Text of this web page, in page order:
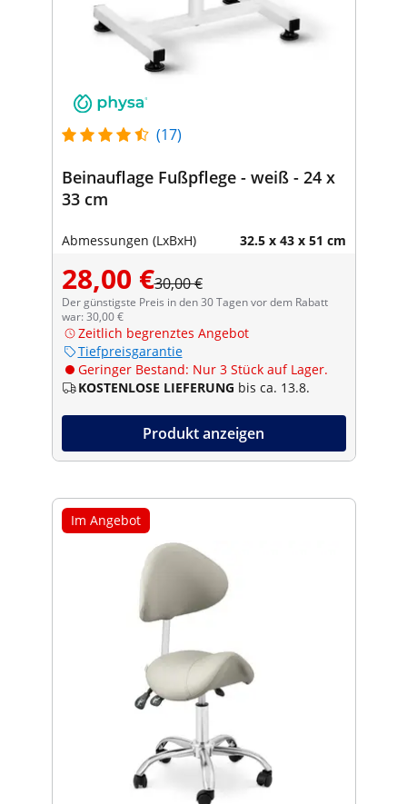
(17)
Beinauflage Fußpflege - weiß - 24 x
33 cm
Abmessungen (LxBxH) 32.5 x 43 x 51 cm
28,00 €30,00 €
Der günstigste Preis in den 30 Tagen vor dem Rabatt
war: 30,00 €
Zeitlich begrenztes Angebot
Tiefpreisgarantie
Geringer Bestand: Nur 3 Stück auf Lager.
KOSTENLOSE LIEFERUNG bis ca. 13.8.
Produkt anzeigen
Im Angebot